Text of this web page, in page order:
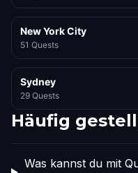
New York City
51 Quests
Sydney
29 Quests
Häufig
Was kannst du mit